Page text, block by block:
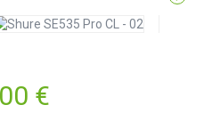
€